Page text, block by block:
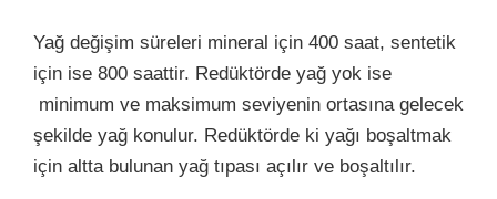
Yağ değişim süreleri mineral için 400 saat, sentetik
için ise 800 saattir. Redüktörde yağ yok ise
minimum ve maksimum seviyenin ortasına gelecek
şekilde yağ konulur. Redüktörde ki yağı boşaltmak
için altta bulunan yağ tıpası açılır ve boşaltılır.